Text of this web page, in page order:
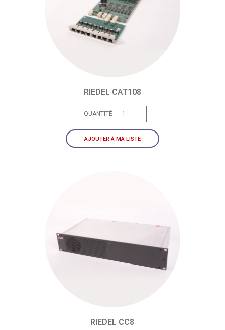
RIEDEL CAT108
QUANTITÉ
AJOUTER À MA LISTE
RIEDEL CC8